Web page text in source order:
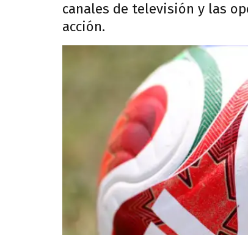
canales de televisión y las
acción.